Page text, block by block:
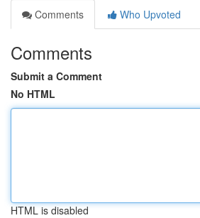
Comments
Who Upvoted
Comments
Submit a Comment
No HTML
HTML is disabled